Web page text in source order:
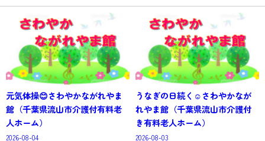
元気体操😊さわやかながれやま
館（千葉県流山市介護付有料老
人ホーム）
2026-08-04
うなぎの日続く☺さわやかなが
れやま館（千葉県流山市介護付
き有料老人ホーム）
2026-08-03